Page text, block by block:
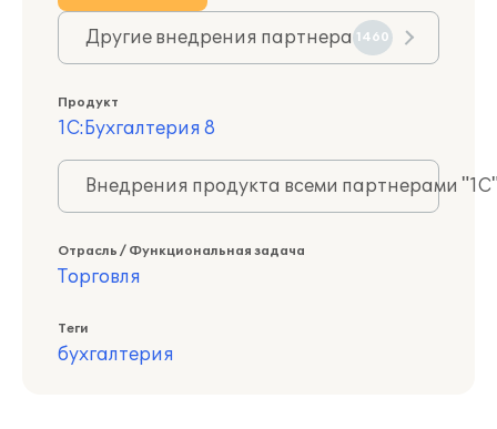
Другие внедрения партнера 1460
Продукт
1С:Бухгалтерия 8
Внедрения продукта всеми партнерами
Отрасль / Функциональная задача
Торговля
Теги
бухгалтерия